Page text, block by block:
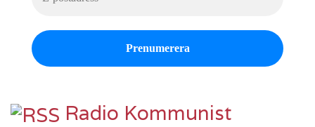
Radio Kommunist